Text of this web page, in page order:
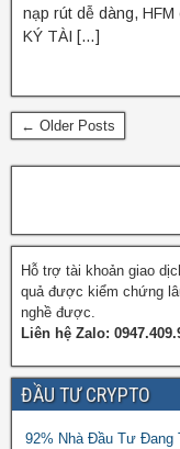
nạp rút dễ dàng,
KÝ TÀI […]
← Older Posts
Hỗ trợ tài khoản giao
quả được kiểm chứng
nghề được.
Liên hệ Zalo:
ĐẦU TƯ CRYPTO
92% Nhà Đầu Tư Đang